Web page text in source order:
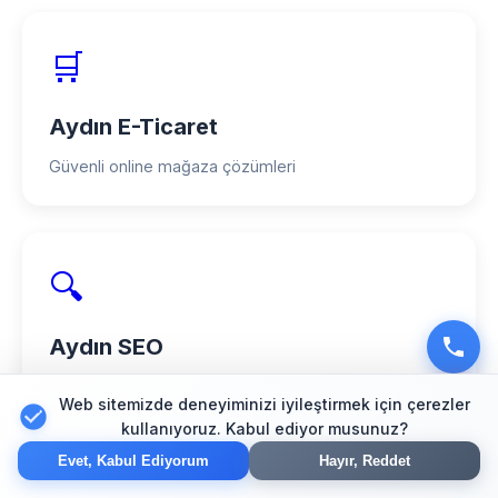
🛒
Aydın E-Ticaret
Güvenli online mağaza çözümleri
🔍
Aydın SEO
Web sitemizde deneyiminizi iyileştirmek için çerezler
kullanıyoruz. Kabul ediyor musunuz?
Evet, Kabul Ediyorum Hayır, Reddet